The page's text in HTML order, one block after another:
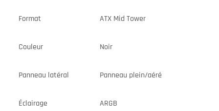
Format ATX Mid Tower
Couleur Noir
Panneau latéral Panneau plein/aéré
Éclairage ARGB